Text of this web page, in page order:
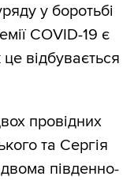
у боротьбі
COVID-19 є
відбувається
провідних
та Сергія
південно-